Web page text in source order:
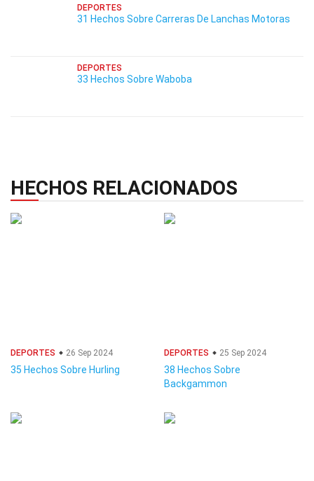
DEPORTES
31 Hechos Sobre Carreras De Lanchas Motoras
DEPORTES
33 Hechos Sobre Waboba
HECHOS RELACIONADOS
DEPORTES 26 Sep 2024
35 Hechos Sobre Hurling
DEPORTES 25 Sep 2024
38 Hechos Sobre
Backgammon